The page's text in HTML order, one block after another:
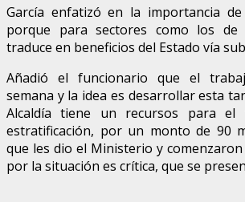
García enfatizó en la importancia
porque para sectores como los de
traduce en beneficios del Estado vía
Añadió el funcionario que el
semana y la idea es desarrollar esta
Alcaldía tiene un recursos para el
estratificación, por un monto de 90
que les dio el Ministerio y
por la situación es crítica, que se